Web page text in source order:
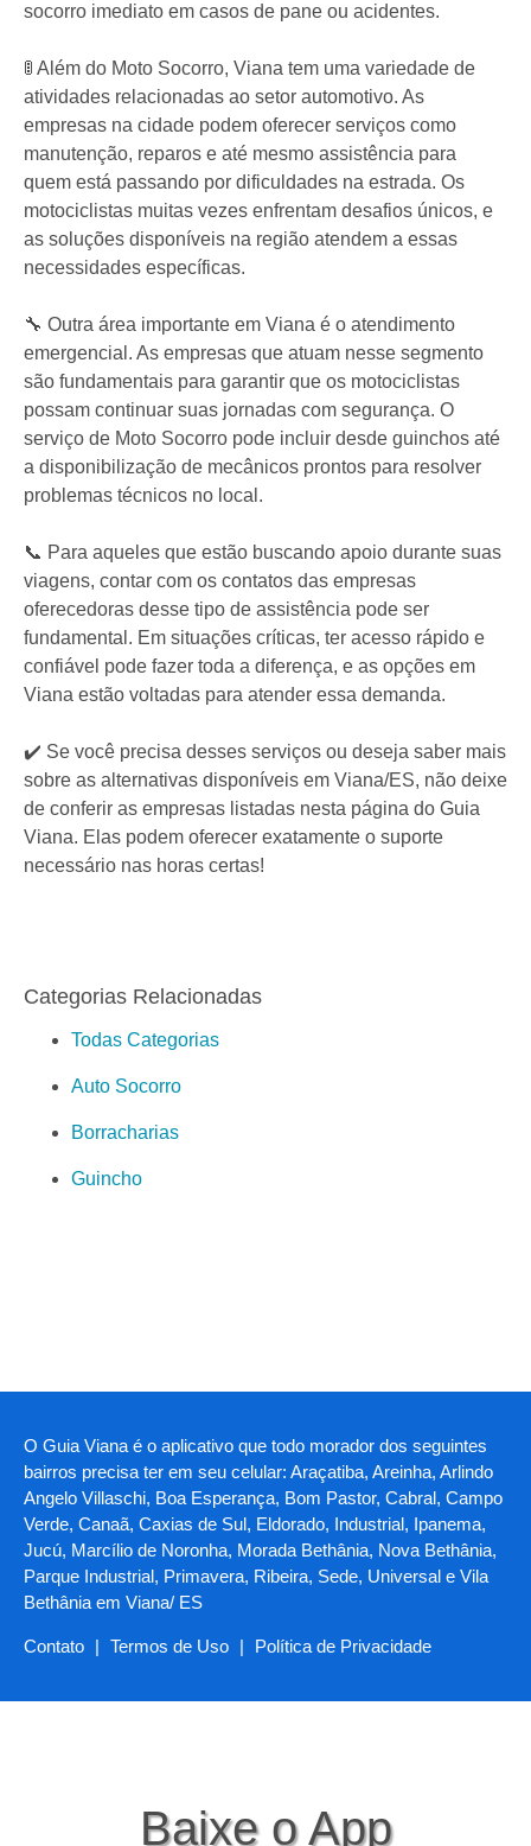
socorro imediato em casos de pane ou acidentes.
🚦 Além do Moto Socorro, Viana tem uma variedade de
atividades relacionadas ao setor automotivo. As
empresas na cidade podem oferecer serviços como
manutenção, reparos e até mesmo assistência para
quem está passando por dificuldades na estrada. Os
motociclistas muitas vezes enfrentam desafios únicos, e
as soluções disponíveis na região atendem a essas
necessidades específicas.
🔧 Outra área importante em Viana é o atendimento
emergencial. As empresas que atuam nesse segmento
são fundamentais para garantir que os motociclistas
possam continuar suas jornadas com segurança. O
serviço de Moto Socorro pode incluir desde guinchos até
a disponibilização de mecânicos prontos para resolver
problemas técnicos no local.
📞 Para aqueles que estão buscando apoio durante suas
viagens, contar com os contatos das empresas
oferecedoras desse tipo de assistência pode ser
fundamental. Em situações críticas, ter acesso rápido e
confiável pode fazer toda a diferença, e as opções em
Viana estão voltadas para atender essa demanda.
✔️ Se você precisa desses serviços ou deseja saber mais
sobre as alternativas disponíveis em Viana/ES, não deixe
de conferir as empresas listadas nesta página do Guia
Viana. Elas podem oferecer exatamente o suporte
necessário nas horas certas!
Categorias Relacionadas
Todas Categorias
Auto Socorro
Borracharias
Guincho
O Guia Viana é o aplicativo que todo morador dos seguintes
bairros precisa ter em seu celular: Araçatiba, Areinha, Arlindo
Angelo Villaschi, Boa Esperança, Bom Pastor, Cabral, Campo
Verde, Canaã, Caxias de Sul, Eldorado, Industrial, Ipanema,
Jucú, Marcílio de Noronha, Morada Bethânia, Nova Bethânia,
Parque Industrial, Primavera, Ribeira, Sede, Universal e Vila
Bethânia em Viana/ ES
Contato | Termos de Uso | Política de Privacidade
Baixe o App